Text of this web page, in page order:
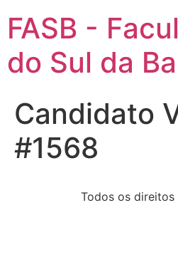
FASB -
do Sul da
Candidato
#1568
Todos os direitos